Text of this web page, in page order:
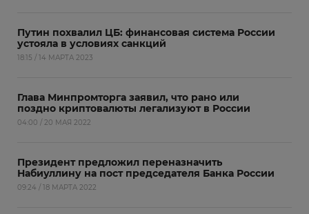
Путин похвалил ЦБ: финансовая система России
устояла в условиях санкций
18:15 / 14 МАРТА 2023
Глава Минпромторга заявил, что рано или
поздно криптовалюты легализуют в России
04:00 / 20 МАЯ 2022
Президент предложил переназначить
Набиуллину на пост председателя Банка России
09:24 / 18 МАРТА 2022